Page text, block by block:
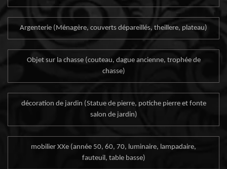
Argenterie (Ménagère, couverts dépareillés, theillere, plateau)
Objet sur la chasse (couteau, dague ancienne, trophée de
chasse)
décoration de jardin (Statue de pierre, potiche pierre et fonte
salon de jardin)
mobilier XXe (année 50, 60, 70, luminaire, lampadaire,
fauteuil, table basse)